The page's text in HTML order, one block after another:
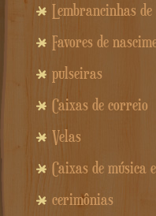
Lembrancinhas de
Favores de
pulseiras
Caixas de correio
Velas
Caixas de música
cerimônias